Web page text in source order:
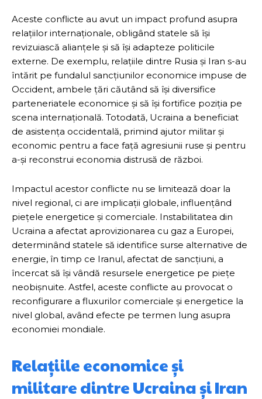
Aceste conflicte au avut un impact profund asupra
relațiilor internaționale, obligând statele să își
revizuiască alianțele și să își adapteze politicile
externe. De exemplu, relațiile dintre Rusia și Iran s-au
întărit pe fundalul sancțiunilor economice impuse de
Occident, ambele țări căutând să își diversifice
parteneriatele economice și să își fortifice poziția pe
scena internațională. Totodată, Ucraina a beneficiat
de asistența occidentală, primind ajutor militar și
economic pentru a face față agresiunii ruse și pentru
a-și reconstrui economia distrusă de război.
Impactul acestor conflicte nu se limitează doar la
nivel regional, ci are implicații globale, influențând
piețele energetice și comerciale. Instabilitatea din
Ucraina a afectat aprovizionarea cu gaz a Europei,
determinând statele să identifice surse alternative de
energie, în timp ce Iranul, afectat de sancțiuni, a
încercat să își vândă resursele energetice pe piețe
neobișnuite. Astfel, aceste conflicte au provocat o
reconfigurare a fluxurilor comerciale și energetice la
nivel global, având efecte pe termen lung asupra
economiei mondiale.
Relațiile economice și
militare dintre Ucraina și Iran